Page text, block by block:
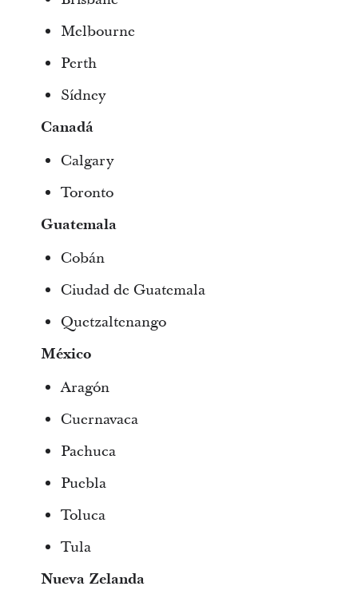
Melbourne
Perth
Sídney
Canadá
Calgary
Toronto
Guatemala
Cobán
Ciudad de Guatemala
Quetzaltenango
México
Aragón
Cuernavaca
Pachuca
Puebla
Toluca
Tula
Nueva Zelanda